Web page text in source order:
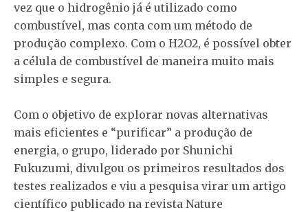
vez que o hidrogênio já é utilizado como
combustível, mas conta com um método de
produção complexo. Com o H2O2, é possível obter
a célula de combustível de maneira muito mais
simples e segura.
Com o objetivo de explorar novas alternativas
mais eficientes e “purificar” a produção de
energia, o grupo, liderado por Shunichi
Fukuzumi, divulgou os primeiros resultados dos
testes realizados e viu a pesquisa virar um artigo
científico publicado na revista Nature